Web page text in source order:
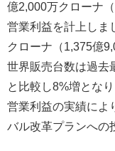
億2,000万クローナ
営業利益を計上しま
クローナ（1,375億
世界販売台数は過去
と比較し8%増とな
営業利益の実績によ
バル改革プランへの